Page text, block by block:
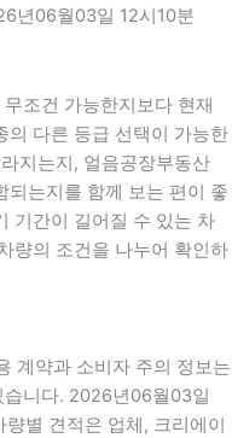
년06월03일 12시10분
조건 가능한지보다 현재
의 다른 등급 선택이 가능한
지는지, 얼음공장부동산
되는지를 함께 보는 편이 좋
기간이 길어질 수 있는 차
량의 조건을 나누어 확인하
계약과 소비자 주의 정보는
니다. 2026년06월03일
별 견적은 업체, 크리에이